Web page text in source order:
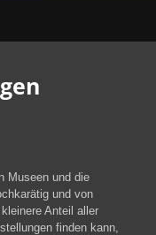
Museen und die
und von
Anteil aller
finden kann,